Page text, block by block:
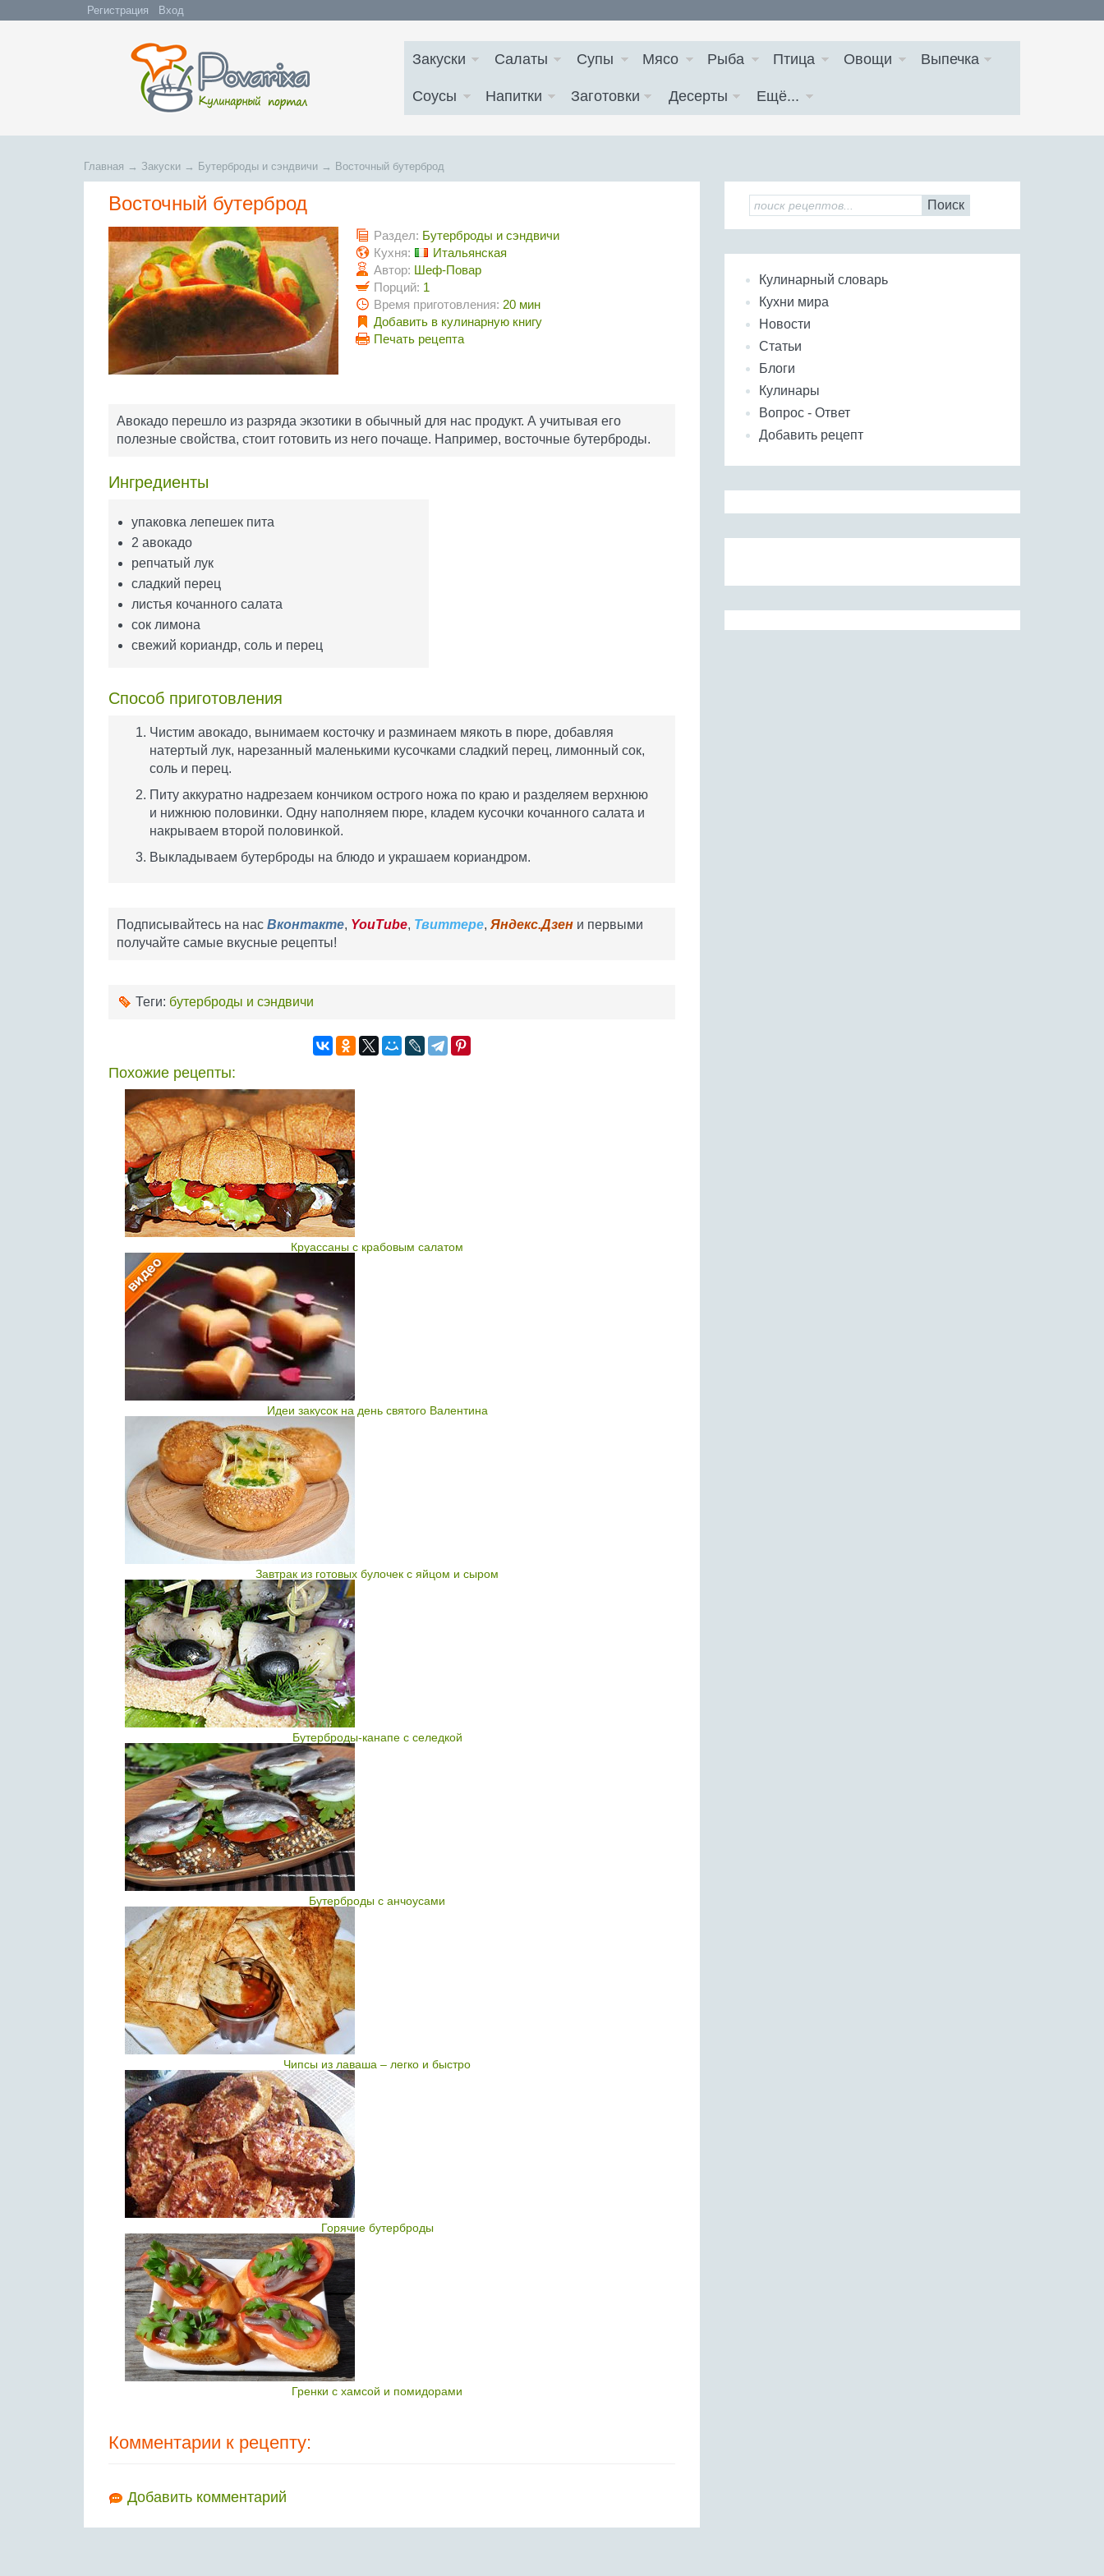
Регистрация Вход
Закуски Салаты Супы Мясо Рыба Птица Овощи Выпечка
Соусы Напитки Заготовки Десерты Ещё...
Главная → Закуски → Бутерброды и сэндвичи → Восточный бутерброд
Восточный бутерброд
Раздел: Бутерброды и сэндвичи
Кухня:
Итальянская
Автор: Шеф-Повар
Порций: 1
Время приготовления: 20 мин
Добавить в кулинарную книгу
Печать рецепта
Авокадо перешло из разряда экзотики в обычный для нас продукт. А учитывая его
полезные свойства, стоит готовить из него почаще. Например, восточные бутерброды.
Ингредиенты
упаковка лепешек пита
2 авокадо
репчатый лук
сладкий перец
листья кочанного салата
сок лимона
свежий кориандр, соль и перец
Способ приготовления
Чистим авокадо, вынимаем косточку и разминаем мякоть в пюре, добавляя
натертый лук, нарезанный маленькими кусочками сладкий перец, лимонный сок,
соль и перец.
Питу аккуратно надрезаем кончиком острого ножа по краю и разделяем верхнюю
и нижнюю половинки. Одну наполняем пюре, кладем кусочки кочанного салата и
накрываем второй половинкой.
Выкладываем бутерброды на блюдо и украшаем кориандром.
Подписывайтесь на нас Вконтакте, YouTube, Твиттере, Яндекс.Дзен и первыми
получайте самые вкусные рецепты!
Теги: бутерброды и сэндвичи
Похожие рецепты:
Круассаны с крабовым салатом
Идеи закусок на день святого Валентина
Завтрак из готовых булочек с яйцом и сыром
Бутерброды-канапе с селедкой
Бутерброды с анчоусами
Чипсы из лаваша – легко и быстро
Горячие бутерброды
Гренки с хамсой и помидорами
Комментарии к рецепту:
Добавить комментарий
Поиск
Кулинарный словарь
Кухни мира
Новости
Статьи
Блоги
Кулинары
Вопрос - Ответ
Добавить рецепт